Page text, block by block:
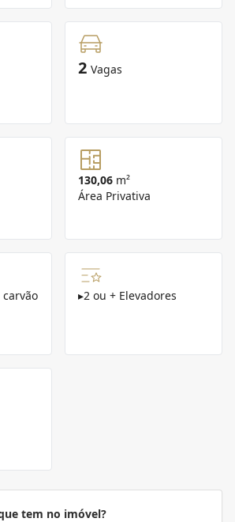
2 Vagas
130,06 m²
Área Privativa
▸2 ou + Elevadores
tem no imóvel?